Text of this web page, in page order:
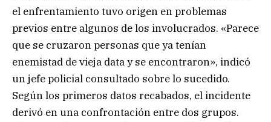
el enfrentamiento tuvo origen en problemas
previos entre algunos de los involucrados. «Parece
que se cruzaron personas que ya tenían
enemistad de vieja data y se encontraron», indicó
un jefe policial consultado sobre lo sucedido.
Según los primeros datos recabados, el incidente
derivó en una confrontación entre dos grupos.